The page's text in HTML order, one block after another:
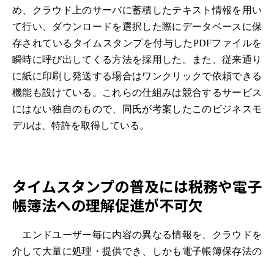
め、クラウド上のサーバに蓄積したテキスト情報を用い
て行い、ダウンロードを選択した際にデータベースに保
存されているタイムスタンプを付与したPDFファイルを
瞬時に呼び出してくる方法を採用した。また、従来通り
に紙に印刷し発送する場合はワンクリックで依頼できる
機能も設けている。これらの仕組みは競合するサービス
にはない独自のもので、同氏が考案したこのビジネスモ
デルは、特許を取得している。
タイムスタンプの普及には税務や電子
帳簿法への理解促進が不可欠
エンドユーザー毎に内容の異なる情報を、クラウドを
介して大量に処理・提供でき、しかも電子帳簿保存法の